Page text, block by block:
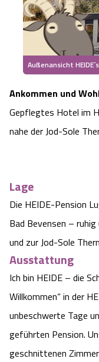
Die
Hoher Kontrast
Schriftgröße:
Außenansicht
Ankommen und
Gepflegtes Hotel im
nahe der Jod-Sole
Lage
Die HEIDE-Pension
Bad Bevensen –
und zur Jod-Sole
Ausstattung
Ich bin HEIDE – die
Willkommen“ in der
unbeschwerte Tage
geführten Pension.
geschnittenen